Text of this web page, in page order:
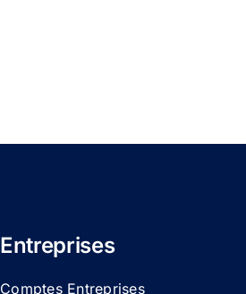
Entreprises
Comptes Entreprises